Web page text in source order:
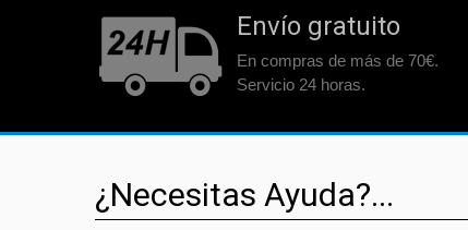
Envío gratuito
En compras de más de 70€.
Servicio 24 horas.
¿Necesitas Ayuda?...